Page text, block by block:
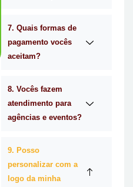
7. Quais formas de
pagamento vocês
aceitam?
8. Vocês fazem
atendimento para
agências e eventos?
9. Posso
personalizar com a
logo da minha